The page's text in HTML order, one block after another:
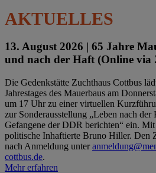
AKTUELLES
13. August 2026 | 65 Jahre
und nach der Haft (Online via
Die Gedenkstätte Zuchthaus Cottbus
Jahrestages des Mauerbaus am
um 17 Uhr zu einer virtuellen
zur Sonderausstellung „Leben nach
Gefangene der DDR berichten“ ein.
politische Inhaftierte Bruno Hiller. Den
nach Anmeldung unter
cottbus.de.
Mehr erfahren